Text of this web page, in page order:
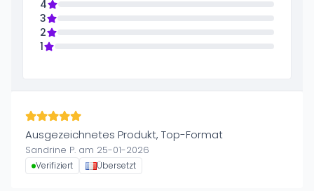
4
3
2
1
Ausgezeichnetes Produkt, Top-Format
Sandrine P. am 25-01-2026
Verifiziert Übersetzt